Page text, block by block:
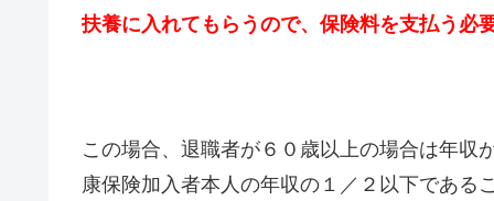
扶養に入れてもらうので、保険料を支払う必
この場合、退職者が６０歳以上の場合は年収
康保険加入者本人の年収の１／２以下である